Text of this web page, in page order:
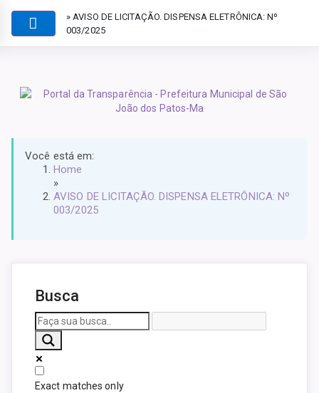
» AVISO DE LICITAÇÃO. DISPENSA ELETRÔNICA: Nº
003/2025
Você está em:
Home
»
AVISO DE LICITAÇÃO. DISPENSA ELETRÔNICA: Nº
003/2025
Busca
Exact matches only